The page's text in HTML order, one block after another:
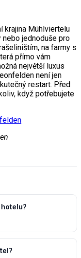
krajina Mühlviertelu
jednoduše pro
na farmy s
přímo vám
největší luxus
není jen
restart. Před
když potřebujete